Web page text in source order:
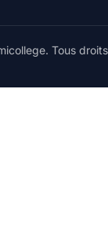
Tous